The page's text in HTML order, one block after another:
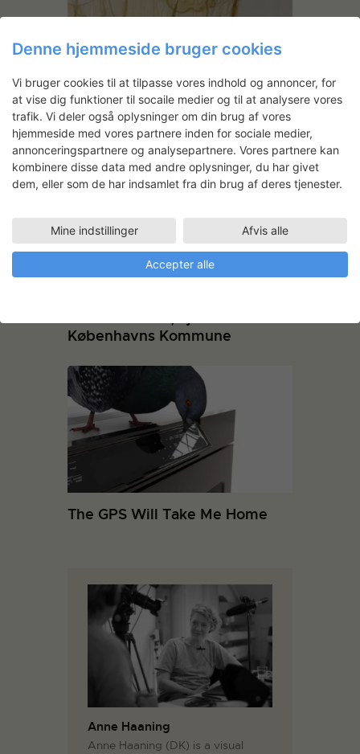
Marianne Johnstad-Møller:
TANG transformationer
Anne Brøndum Torp:
Københavns Kommune
The GPS Will Take Me Home
Anne Haaning
Anne Haaning (DK) is a visual
Denne hjemmeside bruger cookies
Vi bruger cookies til at tilpasse vores indhold og annoncer, for
at vise dig funktioner til socaile medier og til at analysere vores
trafik. Vi deler også oplysninger om din brug af vores
hjemmeside med vores partnere inden for sociale medier,
annonceringspartnere og analysepartnere. Vores partnere kan
kombinere disse data med andre oplysninger, du har givet
dem, eller som de har indsamlet fra din brug af deres tjenester.
Mine indstillinger Afvis alle
Accepter alle